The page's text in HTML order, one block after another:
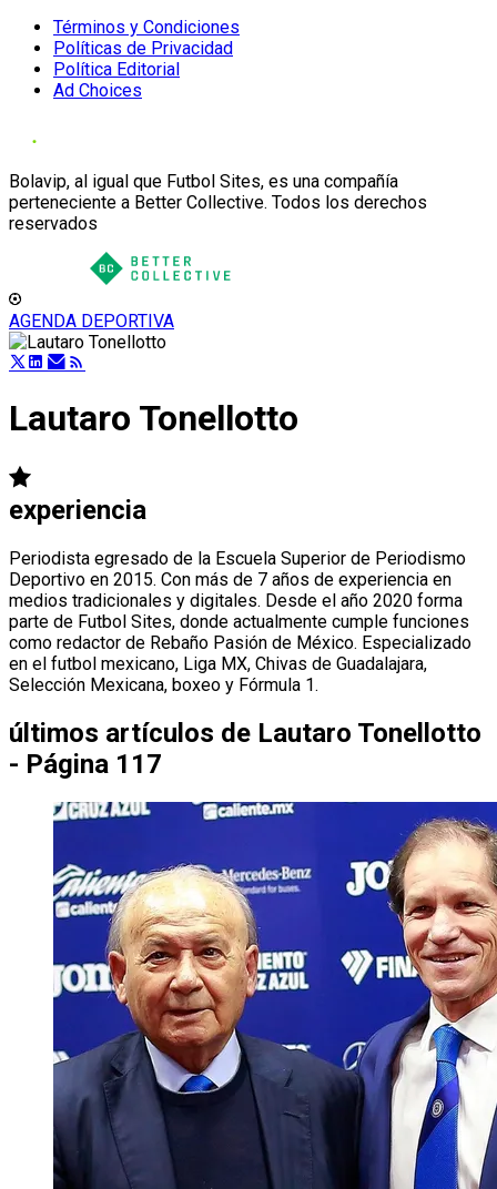
Términos y Condiciones
Políticas de Privacidad
Política Editorial
Ad Choices
Bolavip, al igual que Futbol Sites, es una compañía
perteneciente a Better Collective. Todos los derechos
reservados
AGENDA DEPORTIVA
Lautaro Tonellotto
experiencia
Periodista egresado de la Escuela Superior de Periodismo
Deportivo en 2015. Con más de 7 años de experiencia en
medios tradicionales y digitales. Desde el año 2020 forma
parte de Futbol Sites, donde actualmente cumple funciones
como redactor de Rebaño Pasión de México. Especializado
en el futbol mexicano, Liga MX, Chivas de Guadalajara,
Selección Mexicana, boxeo y Fórmula 1.
últimos artículos de Lautaro Tonellotto
- Página 117